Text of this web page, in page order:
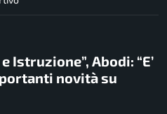
Istruzione”, Abodi: “E’
novità su